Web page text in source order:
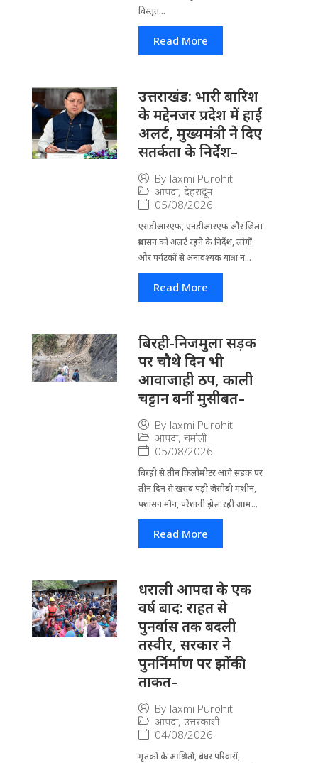
विस्तृत...
Read More
उत्तराखंड: भारी बारिश
के मद्देनजर प्रदेश में हाई
अलर्ट, मुख्यमंत्री ने दिए
सतर्कता के निर्देश–
By laxmi Purohit
आपदा, देहरादून
05/08/2026
एसडीआरएफ, एनडीआरएफ और जिला
प्रशासन को अलर्ट रहने के निर्देश, लोगों
और पर्यटकों से अनावश्यक यात्रा न...
Read More
बिरही-निजमुला सड़क
पर चौथे दिन भी
आवाजाही ठप, काली
चट्टान बनीं मुसीबत–
By laxmi Purohit
आपदा, चमोली
05/08/2026
बिरही से तीन किलोमीटर आगे सड़क पर
तीन दिन से खराब पड़ी जेसीबी मशीन,
पशासन मौन, परेशानी झेल रही आम...
Read More
धराली आपदा के एक
वर्ष बाद: राहत से
पुनर्वास तक बदली
तस्वीर, सरकार ने
पुनर्निर्माण पर झोंकी
ताकत–
By laxmi Purohit
आपदा, उत्तरकाशी
04/08/2026
मृतकों के आश्रितों, बेघर परिवारों,